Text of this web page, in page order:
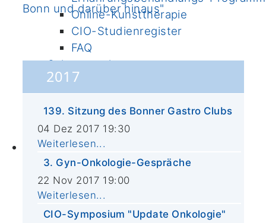
Online-Kunsttherapie
CIO-Studienregister
FAQ
Schwerpunkte
Forschergruppen
Publikationen
Molekulare Diagnostik
Biobank
Lehre
PJ Wahltertial Interdisziplinäre
Onkologie
Mildred Scheel School of Oncology
(MSSO)
Bonn und darüber hinaus"
2017
139. Sitzung des Bonner Gastro Clubs
04 Dez 2017 19:30
Weiterlesen...
3. Gyn-Onkologie-Gespräche
22 Nov 2017 19:00
Weiterlesen...
CIO-Symposium "Update Onkologie"